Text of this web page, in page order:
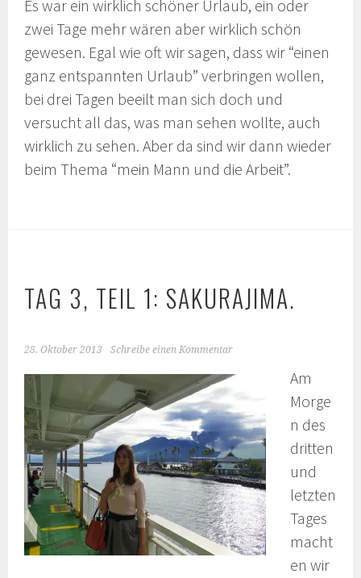
Es war ein wirklich schöner Urlaub, ein oder
zwei Tage mehr wären aber wirklich schön
gewesen. Egal wie oft wir sagen, dass wir “einen
ganz entspannten Urlaub” verbringen wollen,
bei drei Tagen beeilt man sich doch und
versucht all das, was man sehen wollte, auch
wirklich zu sehen. Aber da sind wir dann wieder
beim Thema “mein Mann und die Arbeit”.
TAG 3, TEIL 1: SAKURAJIMA.
28. Oktober 2013 Schreibe einen Kommentar
Am
Morge
n des
dritten
und
letzten
Tages
macht
en wir